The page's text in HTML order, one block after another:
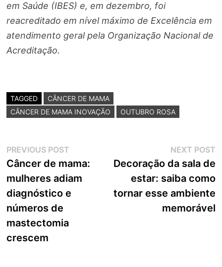
em Saúde (IBES) e, em dezembro, foi
reacreditado em nível máximo de Excelência em
atendimento geral pela Organização Nacional de
Acreditação.
TAGGED
CÂNCER DE MAMA
CÂNCER DE MAMA INOVAÇÃO
OUTUBRO ROSA
Navegação
de
Post
PREVIOUS POSTPrevious
post:
Câncer de mama:
mulheres adiam
diagnóstico e
números de
mastectomia
crescem
NEXT POST
Decoração da sala de
estar: saiba como
tornar esse ambiente
memorável